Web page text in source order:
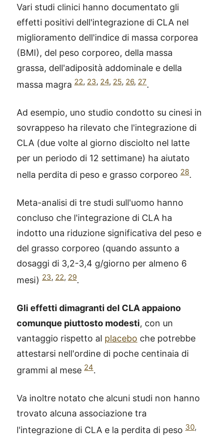
Vari studi clinici hanno documentato gli
effetti positivi dell'integrazione di CLA nel
miglioramento dell'indice di massa corporea
(BMI), del peso corporeo, della massa
grassa, dell'adiposità addominale e della
massa magra 22, 23, 24, 25, 26, 27.
Ad esempio, uno studio condotto su cinesi in
sovrappeso ha rilevato che l'integrazione di
CLA (due volte al giorno disciolto nel latte
per un periodo di 12 settimane) ha aiutato
nella perdita di peso e grasso corporeo 28.
Meta-analisi di tre studi sull'uomo hanno
concluso che l'integrazione di CLA ha
indotto una riduzione significativa del peso e
del grasso corporeo (quando assunto a
dosaggi di 3,2-3,4 g/giorno per almeno 6
mesi) 23, 22, 29.
Gli effetti dimagranti del CLA appaiono
comunque piuttosto modesti, con un
vantaggio rispetto al placebo che potrebbe
attestarsi nell'ordine di poche centinaia di
grammi al mese 24.
Va inoltre notato che alcuni studi non hanno
trovato alcuna associazione tra
l'integrazione di CLA e la perdita di peso 30,